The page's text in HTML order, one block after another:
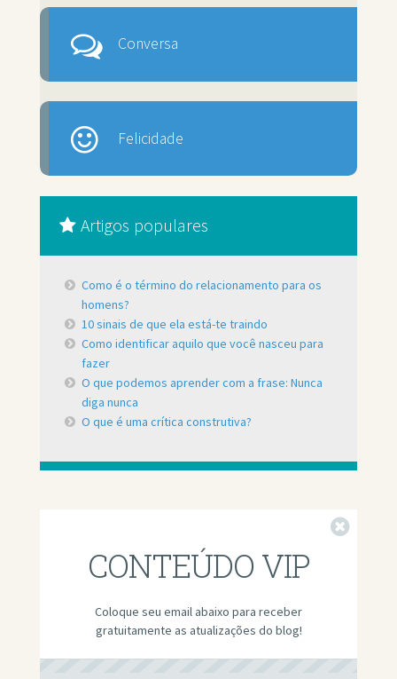
Conversa
Felicidade
Artigos populares
Como é o término do relacionamento para os
homens?
10 sinais de que ela está-te traindo
Como identificar aquilo que você nasceu para
fazer
O que podemos aprender com a frase: Nunca
diga nunca
O que é uma crítica construtiva?
CONTEÚDO VIP
Coloque seu email abaixo para receber
gratuitamente as atualizações do blog!